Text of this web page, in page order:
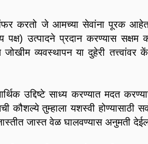
ऑफर करतो जे आमच्या सेवांना पूरक
पक्ष) उत्पादने प्रदान करण्यास
व्यवस्थापन या दुहेरी तत्त्वांवर
उद्दिष्टे साध्य करण्यात मदत
तुम्हाला यशस्वी होण्यासाठी
जास्तीत जास्त वेळ घालवण्यास अनुमती